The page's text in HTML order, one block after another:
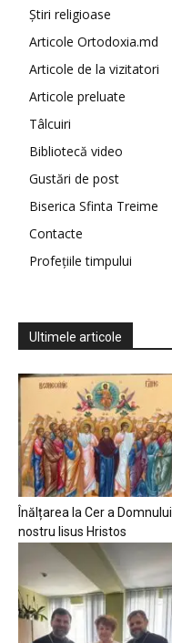
Știri religioase
Articole Ortodoxia.md
Articole de la vizitatori
Articole preluate
Tâlcuiri
Bibliotecă video
Gustări de post
Biserica Sfinta Treime
Contacte
Profețiile timpului
Ultimele articole
Înălțarea la Cer a Domnului
nostru Iisus Hristos